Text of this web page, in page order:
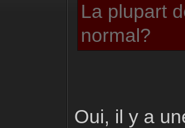
La plupart
normal?
Oui, il y a